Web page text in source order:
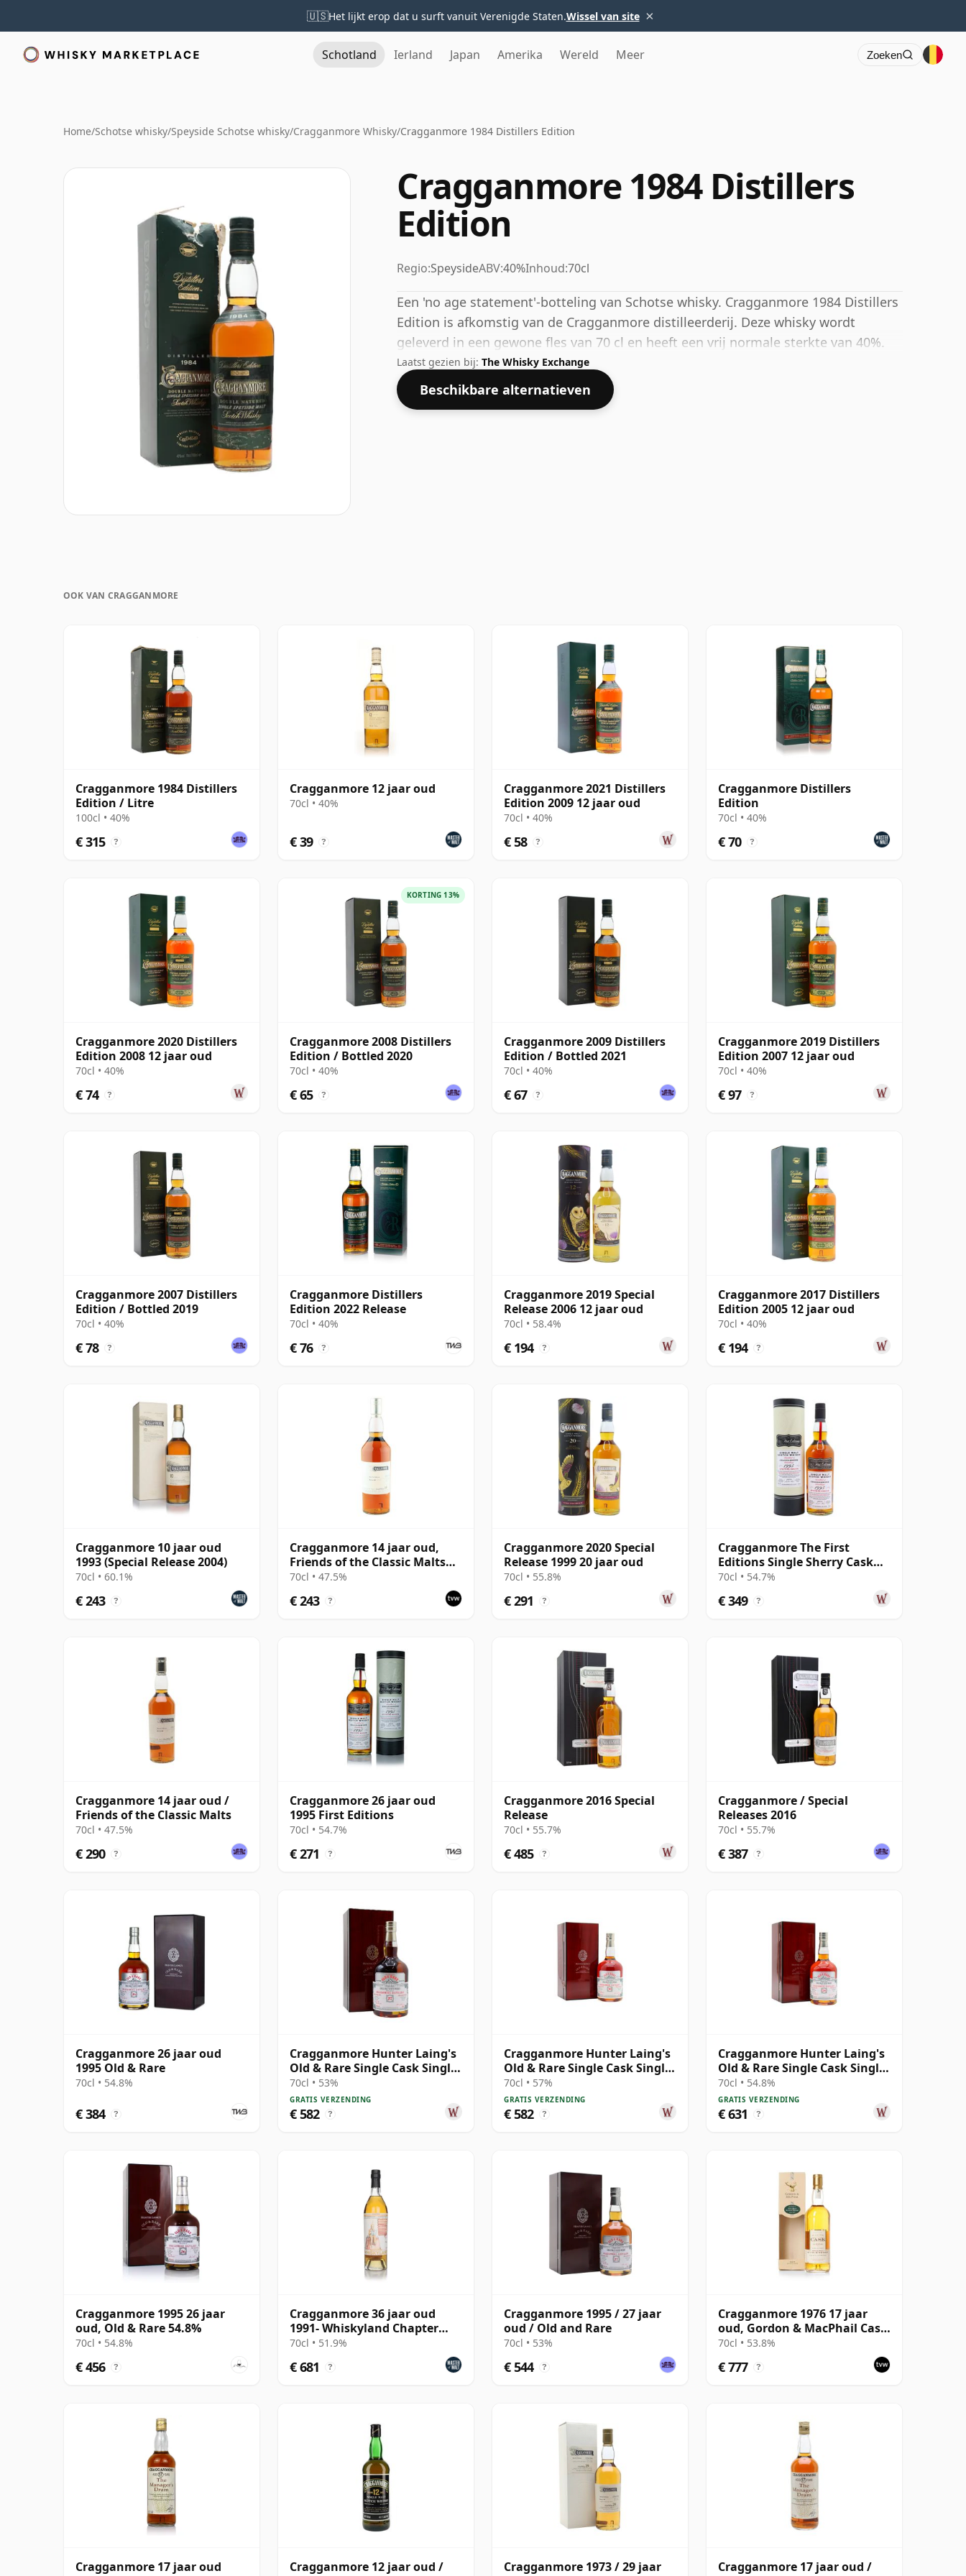
🇺🇸Het lijkt erop dat u surft vanuit Verenigde Staten.Wissel van site ×
Schotland Ierland Japan Amerika Wereld Meer Zoeken
Home/Schotse whisky/Speyside Schotse whisky/Cragganmore Whisky/Cragganmore 1984 Distillers Edition
Cragganmore 1984 Distillers
Edition
Regio:SpeysideABV:40%Inhoud:70cl
Een 'no age statement'-botteling van Schotse whisky. Cragganmore 1984 Distillers
Edition is afkomstig van de Cragganmore distilleerderij. Deze whisky wordt
geleverd in een gewone fles van 70 cl en heeft een vrij normale sterkte van 40%.
Laatst gezien bij: The Whisky Exchange
Beschikbare alternatieven
OOK VAN CRAGGANMORE
Cragganmore 1984 Distillers
Edition / Litre
100cl • 40%
€ 315 ?
Cragganmore 12 jaar oud
70cl • 40%
€ 39 ?
Cragganmore 2021 Distillers
Edition 2009 12 jaar oud
70cl • 40%
€ 58 ?
Cragganmore Distillers
Edition
70cl • 40%
€ 70 ?
Cragganmore 2020 Distillers
Edition 2008 12 jaar oud
70cl • 40%
€ 74 ?
KORTING 13%
Cragganmore 2008 Distillers
Edition / Bottled 2020
70cl • 40%
€ 65 ?
Cragganmore 2009 Distillers
Edition / Bottled 2021
70cl • 40%
€ 67 ?
Cragganmore 2019 Distillers
Edition 2007 12 jaar oud
70cl • 40%
€ 97 ?
Cragganmore 2007 Distillers
Edition / Bottled 2019
70cl • 40%
€ 78 ?
Cragganmore Distillers
Edition 2022 Release
70cl • 40%
€ 76 ?
Cragganmore 2019 Special
Release 2006 12 jaar oud
70cl • 58.4%
€ 194 ?
Cragganmore 2017 Distillers
Edition 2005 12 jaar oud
70cl • 40%
€ 194 ?
Cragganmore 10 jaar oud
1993 (Special Release 2004)
70cl • 60.1%
€ 243 ?
Cragganmore 14 jaar oud,
Friends of the Classic Malts
2000 Bottling
70cl • 47.5%
€ 243 ?
Cragganmore 2020 Special
Release 1999 20 jaar oud
70cl • 55.8%
€ 291 ?
Cragganmore The First
Editions Single Sherry Cask
#19521 1995 26 jaar oud
70cl • 54.7%
€ 349 ?
Cragganmore 14 jaar oud /
Friends of the Classic Malts
70cl • 47.5%
€ 290 ?
Cragganmore 26 jaar oud
1995 First Editions
70cl • 54.7%
€ 271 ?
Cragganmore 2016 Special
Release
70cl • 55.7%
€ 485 ?
Cragganmore / Special
Releases 2016
70cl • 55.7%
€ 387 ?
Cragganmore 26 jaar oud
1995 Old & Rare
70cl • 54.8%
€ 384 ?
Cragganmore Hunter Laing's
Old & Rare Single Cask Single
Malt 1995 27 jaar oud
70cl • 53%
GRATIS VERZENDING
€ 582 ?
Cragganmore Hunter Laing's
Old & Rare Single Cask Single
Malt 1995 30 jaar oud
70cl • 57%
GRATIS VERZENDING
€ 582 ?
Cragganmore Hunter Laing's
Old & Rare Single Cask Single
Malt 1995 26 jaar oud
70cl • 54.8%
GRATIS VERZENDING
€ 631 ?
Cragganmore 1995 26 jaar
oud, Old & Rare 54.8%
70cl • 54.8%
€ 456 ?
Cragganmore 36 jaar oud
1991- Whiskyland Chapter
Twenty Four
70cl • 51.9%
€ 681 ?
Cragganmore 1995 / 27 jaar
oud / Old and Rare
70cl • 53%
€ 544 ?
Cragganmore 1976 17 jaar
oud, Gordon & MacPhail Cask
Strength 1993 Bottling
70cl • 53.8%
€ 777 ?
Cragganmore 17 jaar oud
Cragganmore 12 jaar oud /
Cragganmore 1973 / 29 jaar
Cragganmore 17 jaar oud /